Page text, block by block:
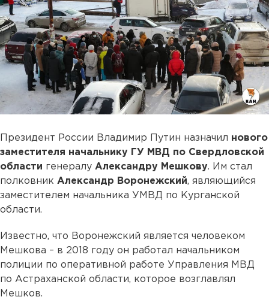
Президент России Владимир Путин назначил нового
заместителя начальнику ГУ МВД по Свердловской
области генералу Александру Мешкову. Им стал
полковник Александр Воронежский, являющийся
заместителем начальника УМВД по Курганской
области.
Известно, что Воронежский является человеком
Мешкова – в 2018 году он работал начальником
полиции по оперативной работе Управления МВД
по Астраханской области, которое возглавлял
Мешков.